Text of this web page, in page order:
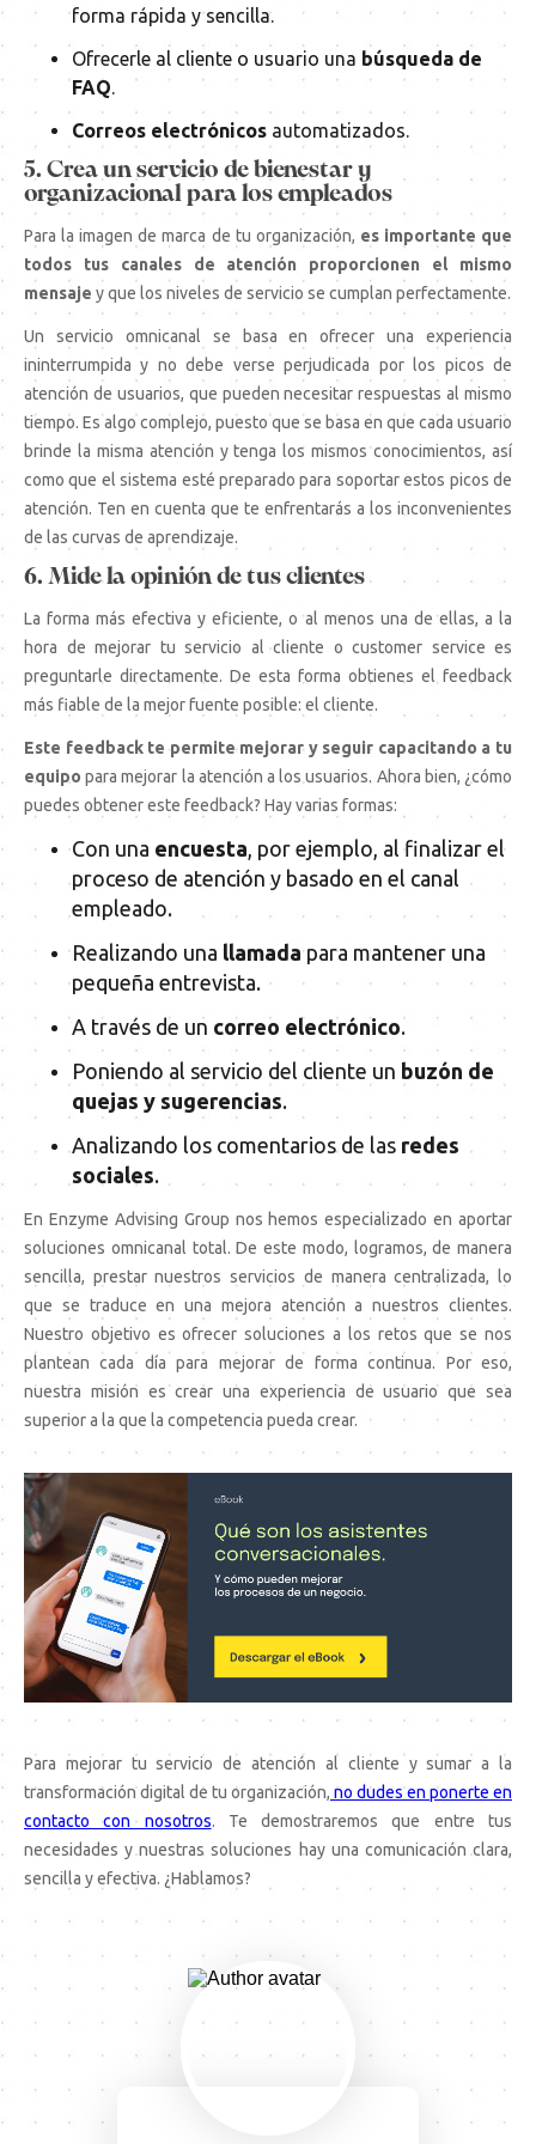
forma rápida y sencilla.
Ofrecerle al cliente o usuario una búsqueda de
FAQ.
Correos electrónicos automatizados.
5. Crea un servicio de bienestar y
organizacional para los empleados
Para la imagen de marca de tu organización, es importante que
todos tus canales de atención proporcionen el mismo
mensaje y que los niveles de servicio se cumplan perfectamente.
Un servicio omnicanal se basa en ofrecer una experiencia
ininterrumpida y no debe verse perjudicada por los picos de
atención de usuarios, que pueden necesitar respuestas al mismo
tiempo. Es algo complejo, puesto que se basa en que cada usuario
brinde la misma atención y tenga los mismos conocimientos, así
como que el sistema esté preparado para soportar estos picos de
atención. Ten en cuenta que te enfrentarás a los inconvenientes
de las curvas de aprendizaje.
6. Mide la opinión de tus clientes
La forma más efectiva y eficiente, o al menos una de ellas, a la
hora de mejorar tu servicio al cliente o customer service es
preguntarle directamente. De esta forma obtienes el feedback
más fiable de la mejor fuente posible: el cliente.
Este feedback te permite mejorar y seguir capacitando a tu
equipopara mejorar la atención a los usuarios. Ahora bien, ¿cómo
puedes obtener este feedback? Hay varias formas:
Con una encuesta , por ejemplo, al finalizar el
proceso de atención y basado en el canal
empleado.
Realizando una llamadapara mantener una
pequeña entrevista.
A través de un correo electrónico.
Poniendo al servicio del cliente un buzón de
quejas y sugerencias.
Analizando los comentarios de las redes
sociales.
En Enzyme Advising Group nos hemos especializado en aportar
soluciones omnicanal total. De este modo, logramos, de manera
sencilla, prestar nuestros servicios de manera centralizada, lo
que se traduce en una mejora atención a nuestros clientes.
Nuestro objetivo es ofrecer soluciones a los retos que se nos
plantean cada día para mejorar de forma continua. Por eso,
nuestra misión es crear una experiencia de usuario que sea
superior a la que la competencia pueda crear.
Para mejorar tu servicio de atención al cliente y sumar a la
transformación digital de tu organización, no dudes en ponerte en
contacto con nosotros. Te demostraremos que entre tus
necesidades y nuestras soluciones hay una comunicación clara,
sencilla y efectiva. ¿Hablamos?